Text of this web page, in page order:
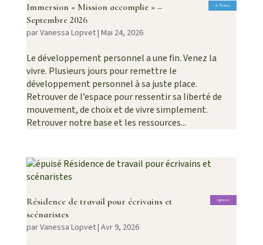
à Venir
Immersion « Mission accomplie » –
Septembre 2026
parVanessa Lopvet| Mai 24, 2026
Le développement personnel a une fin. Venez la
vivre. Plusieurs jours pour remettre le
développement personnel à sa juste place.
Retrouver de l’espace pour ressentir sa liberté de
mouvement, de choix et de vivre simplement.
Retrouver notre base et les ressources...
épuisé
Résidence de travail pour écrivains et
scénaristes
parVanessa Lopvet| Avr 9, 2026